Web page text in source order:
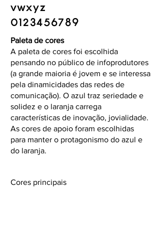
vwxyz
​0123456789
Paleta de cores
A paleta de cores foi escolhida
pensando no público de infoprodutores
(a grande maioria é jovem e se interessa
pela dinamicidades das redes de
comunicação). O azul traz seriedade e
solidez e o laranja carrega
características de inovação, jovialidade.
As cores de apoio foram escolhidas
para manter o protagonismo do azul e
do laranja.
Cores principais